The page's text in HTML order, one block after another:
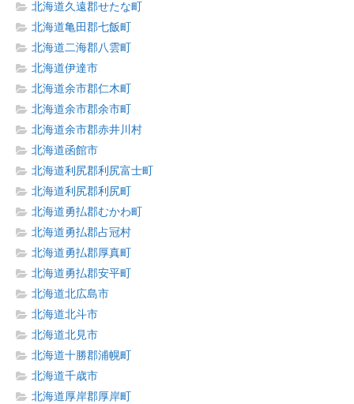
北海道久遠郡せたな町
北海道亀田郡七飯町
北海道二海郡八雲町
北海道伊達市
北海道余市郡仁木町
北海道余市郡余市町
北海道余市郡赤井川村
北海道函館市
北海道利尻郡利尻富士町
北海道利尻郡利尻町
北海道勇払郡むかわ町
北海道勇払郡占冠村
北海道勇払郡厚真町
北海道勇払郡安平町
北海道北広島市
北海道北斗市
北海道北見市
北海道十勝郡浦幌町
北海道千歳市
北海道厚岸郡厚岸町